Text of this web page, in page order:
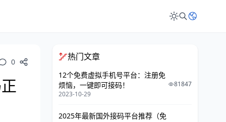
0 热门文章
12个免费虚拟手机号平台：注册免
烦恼，一键即可接码！
2023-10-29
81847
2025年最新国外接码平台推荐（免